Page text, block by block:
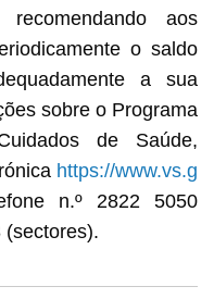
recomendando aos
o saldo
a sua
sobre o Programa
de Saúde,
https://www.vs.g
n.º 2822 5050
(sectores).